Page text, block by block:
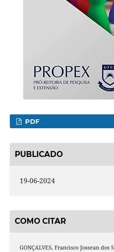
PDF
PUBLICADO
19-06-2024
COMO CITAR
GONÇALVES, Francisco Jossean